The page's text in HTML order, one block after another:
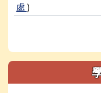
處 )